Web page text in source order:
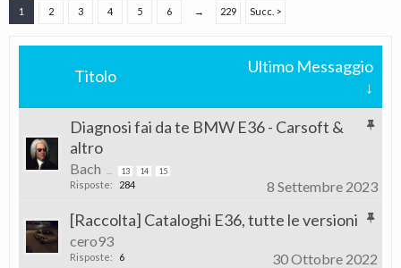
1 2 3 4 5 6 → 229 Succ. >
Titolo
Ultimo Messaggio
↓
Diagnosi fai da te BMW E36 - Carsoft &
altro
Bach 13 14 15
Risposte: 284 8 Settembre 2023
[Raccolta] Cataloghi E36, tutte le versioni
cero93
Risposte: 6 30 Ottobre 2022